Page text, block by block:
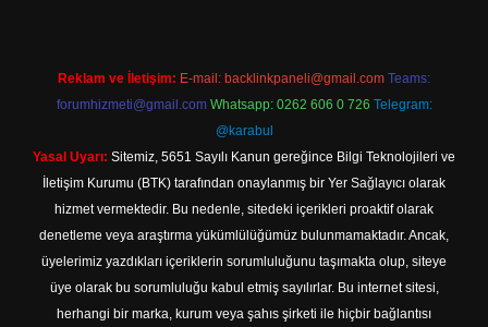
Reklam ve İletişim: E-mail: backlinkpaneli@gmail.com Teams:
forumhizmeti@gmail.com Whatsapp: 0262 606 0 726 Telegram:
@karabul
Yasal Uyarı: Sitemiz, 5651 Sayılı Kanun gereğince Bilgi Teknolojileri ve
İletişim Kurumu (BTK) tarafından onaylanmış bir Yer Sağlayıcı olarak
hizmet vermektedir. Bu nedenle, sitedeki içerikleri proaktif olarak
denetleme veya araştırma yükümlülüğümüz bulunmamaktadır. Ancak,
üyelerimiz yazdıkları içeriklerin sorumluluğunu taşımakta olup, siteye
üye olarak bu sorumluluğu kabul etmiş sayılırlar. Bu internet sitesi,
herhangi bir marka, kurum veya şahıs şirketi ile hiçbir bağlantısı